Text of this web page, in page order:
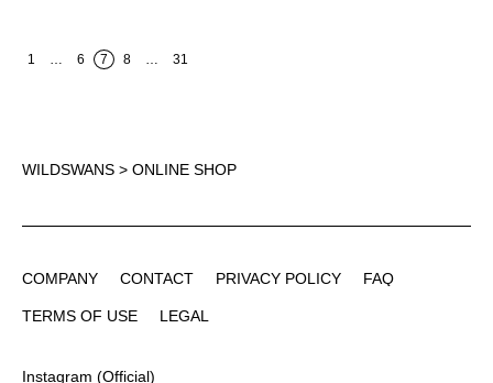
1 … 6 7 8 … 31
WILDSWANS > ONLINE SHOP
COMPANY
CONTACT
PRIVACY POLICY
FAQ
TERMS OF USE
LEGAL
Instagram (Official)